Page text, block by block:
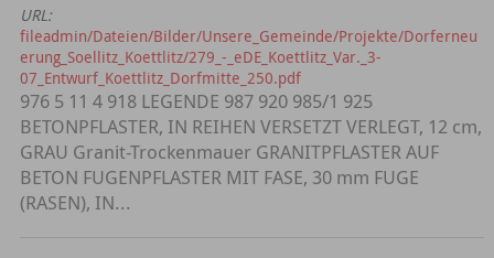
URL:
fileadmin/Dateien/Bilder/Unsere_Gemeinde/Projekte/Dorferneu
erung_Soellitz_Koettlitz/279_-_eDE_Koettlitz_Var._3-
07_Entwurf_Koettlitz_Dorfmitte_250.pdf
976 5 11 4 918 LEGENDE 987 920 985/1 925
BETONPFLASTER, IN REIHEN VERSETZT VERLEGT, 12 cm,
GRAU Granit-Trockenmauer GRANITPFLASTER AUF
BETON FUGENPFLASTER MIT FASE, 30 mm FUGE
(RASEN), IN...